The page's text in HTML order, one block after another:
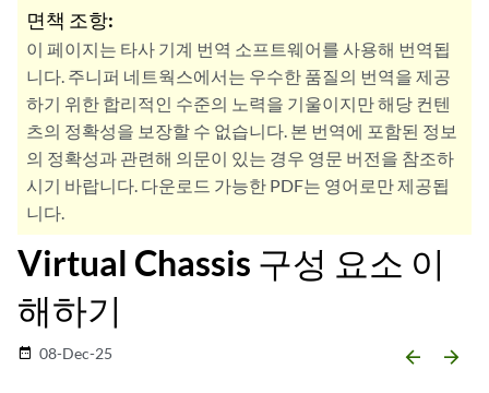
면책 조항:
이 페이지는 타사 기계 번역 소프트웨어를 사용해 번역됩
니다. 주니퍼 네트웍스에서는 우수한 품질의 번역을 제공
하기 위한 합리적인 수준의 노력을 기울이지만 해당 컨텐
츠의 정확성을 보장할 수 없습니다. 본 번역에 포함된 정보
의 정확성과 관련해 의문이 있는 경우 영문 버전을 참조하
시기 바랍니다. 다운로드 가능한 PDF는 영어로만 제공됩
니다.
Virtual Chassis 구성 요소 이
해하기
date_range 08-Dec-25 arrow_backward arrow_forward